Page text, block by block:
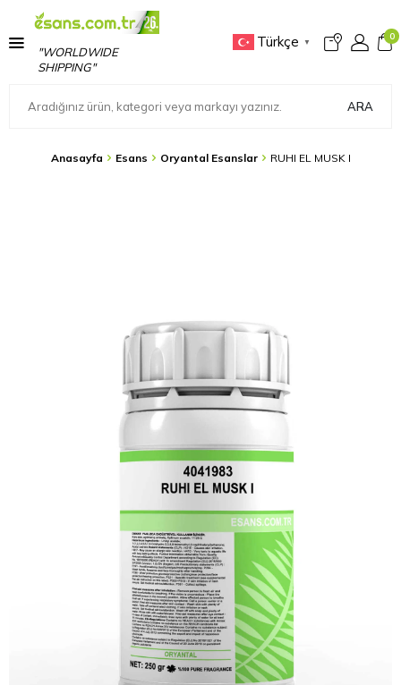
"WORLDWIDE
SHIPPING"
Türkçe ▼
0
ARA
Anasayfa Esans Oryantal Esanslar RUHI EL MUSK I